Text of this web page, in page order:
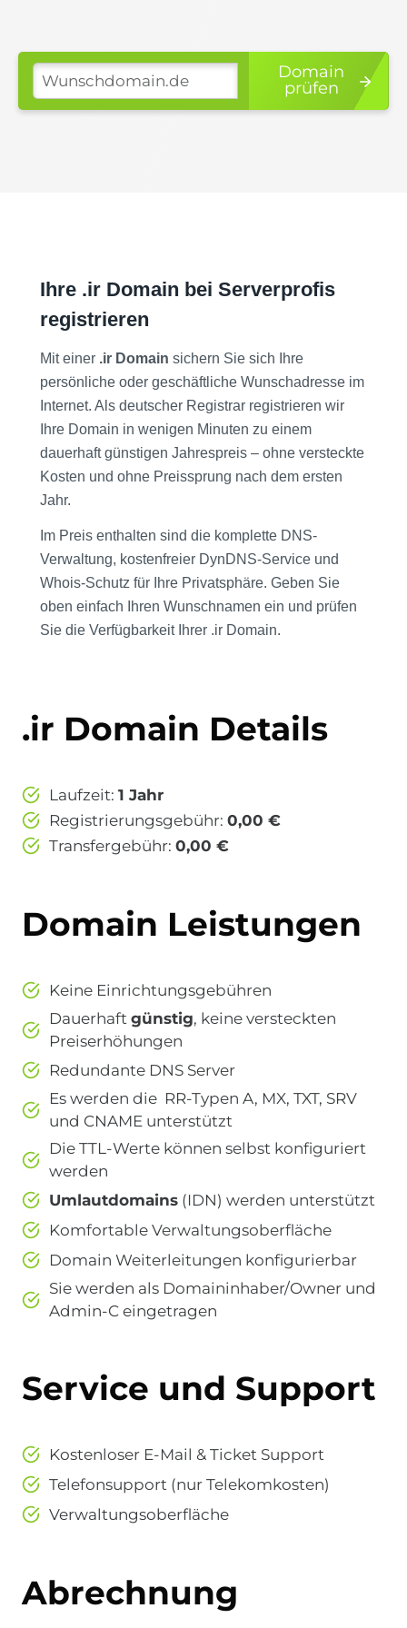
Domain
prüfen
Ihre .ir Domain bei Serverprofis
registrieren
Mit einer .ir Domain sichern Sie sich Ihre
persönliche oder geschäftliche Wunschadresse im
Internet. Als deutscher Registrar registrieren wir
Ihre Domain in wenigen Minuten zu einem
dauerhaft günstigen Jahrespreis – ohne versteckte
Kosten und ohne Preissprung nach dem ersten
Jahr.
Im Preis enthalten sind die komplette DNS-
Verwaltung, kostenfreier DynDNS-Service und
Whois-Schutz für Ihre Privatsphäre. Geben Sie
oben einfach Ihren Wunschnamen ein und prüfen
Sie die Verfügbarkeit Ihrer .ir Domain.
.ir Domain Details
Laufzeit: 1 Jahr
Registrierungsgebühr: 0,00 €
Transfergebühr: 0,00 €
Domain Leistungen
Keine Einrichtungsgebühren
Dauerhaft günstig, keine versteckten
Preiserhöhungen
Redundante DNS Server
Es werden die RR-Typen A, MX, TXT, SRV
und CNAME unterstützt
Die TTL-Werte können selbst konfiguriert
werden
Umlautdomains (IDN) werden unterstützt
Komfortable Verwaltungsoberfläche
Domain Weiterleitungen konfigurierbar
Sie werden als Domaininhaber/Owner und
Admin-C eingetragen
Service und Support
Kostenloser E-Mail & Ticket Support
Telefonsupport (nur Telekomkosten)
Verwaltungsoberfläche
Abrechnung